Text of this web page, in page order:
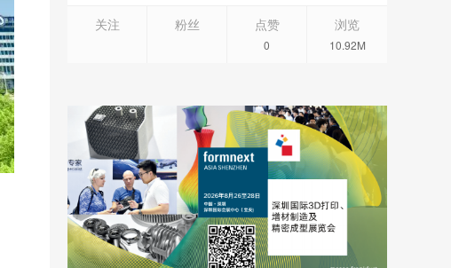
关注 粉丝 点赞
0
浏览
10.92M